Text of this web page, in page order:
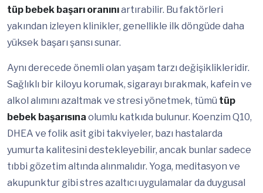
tüp bebek başarı oranınıartırabilir. Bu faktörleri
yakından izleyen klinikler, genellikle ilk döngüde daha
yüksek başarı şansı sunar.
Aynı derecede önemli olan yaşam tarzı değişiklikleridir.
Sağlıklı bir kiloyu korumak, sigarayı bırakmak, kafein ve
alkol alımını azaltmak ve stresi yönetmek, tümü tüp
bebek başarısına olumlu katkıda bulunur. Koenzim Q10,
DHEA ve folik asit gibi takviyeler, bazı hastalarda
yumurta kalitesini destekleyebilir, ancak bunlar sadece
tıbbi gözetim altında alınmalıdır. Yoga, meditasyon ve
akupunktur gibi stres azaltıcı uygulamalar da duygusal